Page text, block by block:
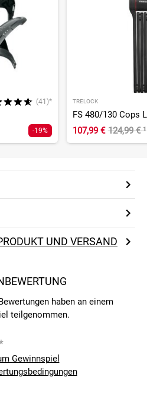
(41)*
-19%
TRELOCK
107,99 € 124,99 €¹
UND VERSAND
haben an einem
teilgenommen.
Gewinnspiel